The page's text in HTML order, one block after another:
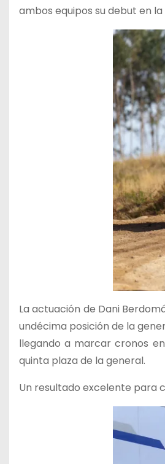
ambos equipos su debut en
La actuación de Dani
undécima posición de la
llegando a marcar cronos
quinta plaza de la general.
Un resultado excelente para